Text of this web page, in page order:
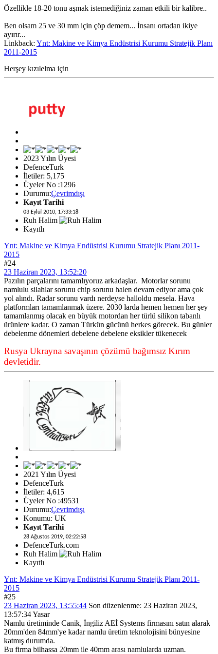
Özellikle 18-20 tonu aşmak istemediğiniz zaman etkili bir kalibre..
Ben olsam 25 ve 30 mm için çöp demem... İnsanı ortadan ikiye
ayırır...
Linkback: Ynt: Makine ve Kimya Endüstrisi Kurumu Stratejik Planı
2011-2015
Herşey kızılelma için
2023 Yılın Üyesi
DefenceTurk
İletiler: 5,175
Üyeler No :1296
Durumu:Çevrimdışı
Kayıt Tarihi
03 Eylül 2010, 17:33:18
Ruh Halim
Kayıtlı
Ynt: Makine ve Kimya Endüstrisi Kurumu Stratejik Planı 2011-
2015
#24
23 Haziran 2023, 13:52:20
Pazılın parçalarını tamamlıyoruz arkadaşlar. Motorlar sorunu
namlulu silahlar sorunu chip sorunu halen devam ediyor ama çok
yol alındı. Radar sorunu vardı nerdeyse halloldu mesela. Hava
platformları tamamlanmak üzere. 2030 larda hemen hemen her şey
tamamlanmış olacak en büyük motordan her türlü silikon tabanlı
ürünlere kadar. O zaman Türkün gücünü herkes görecek. Bu günler
debelenme dönemleri debelene debelene eksikler tükenecek
Rusya Ukrayna savaşının çözümü bağımsız Kırım
devletidir.
2021 Yılın Üyesi
DefenceTurk
İletiler: 4,615
Üyeler No :49531
Durumu:Çevrimdışı
Konumu: UK
Kayıt Tarihi
28 Ağustos 2019, 02:22:58
DefenceTurk.com
Ruh Halim
Kayıtlı
Ynt: Makine ve Kimya Endüstrisi Kurumu Stratejik Planı 2011-
2015
#25
23 Haziran 2023, 13:55:44 Son düzenlenme: 23 Haziran 2023,
13:57:34 Yasar
Namlu üretiminde Canik, İngiliz AEİ Systems firmasını satın alarak
20mm'den 84mm'ye kadar namlu üretim teknolojisini bünyesine
katmış durumda.
Bu firma bilhassa 20mm ile 40mm arası namlularda uzman.